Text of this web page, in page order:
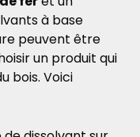
à base
peuvent être
un produit qui
bois. Voici